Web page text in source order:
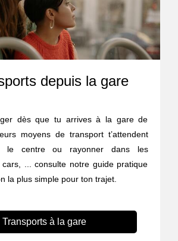
depuis la gare
dès que tu arrives à la gare de
moyens de transport t’attendent
le centre ou rayonner dans les
... consulte notre guide pratique
la plus simple pour ton trajet.
Transports à la gare